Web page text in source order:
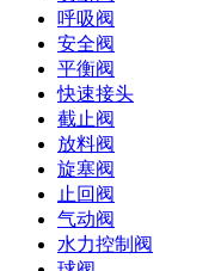
呼吸阀
安全阀
平衡阀
快速接头
截止阀
放料阀
旋塞阀
止回阀
气动阀
水力控制阀